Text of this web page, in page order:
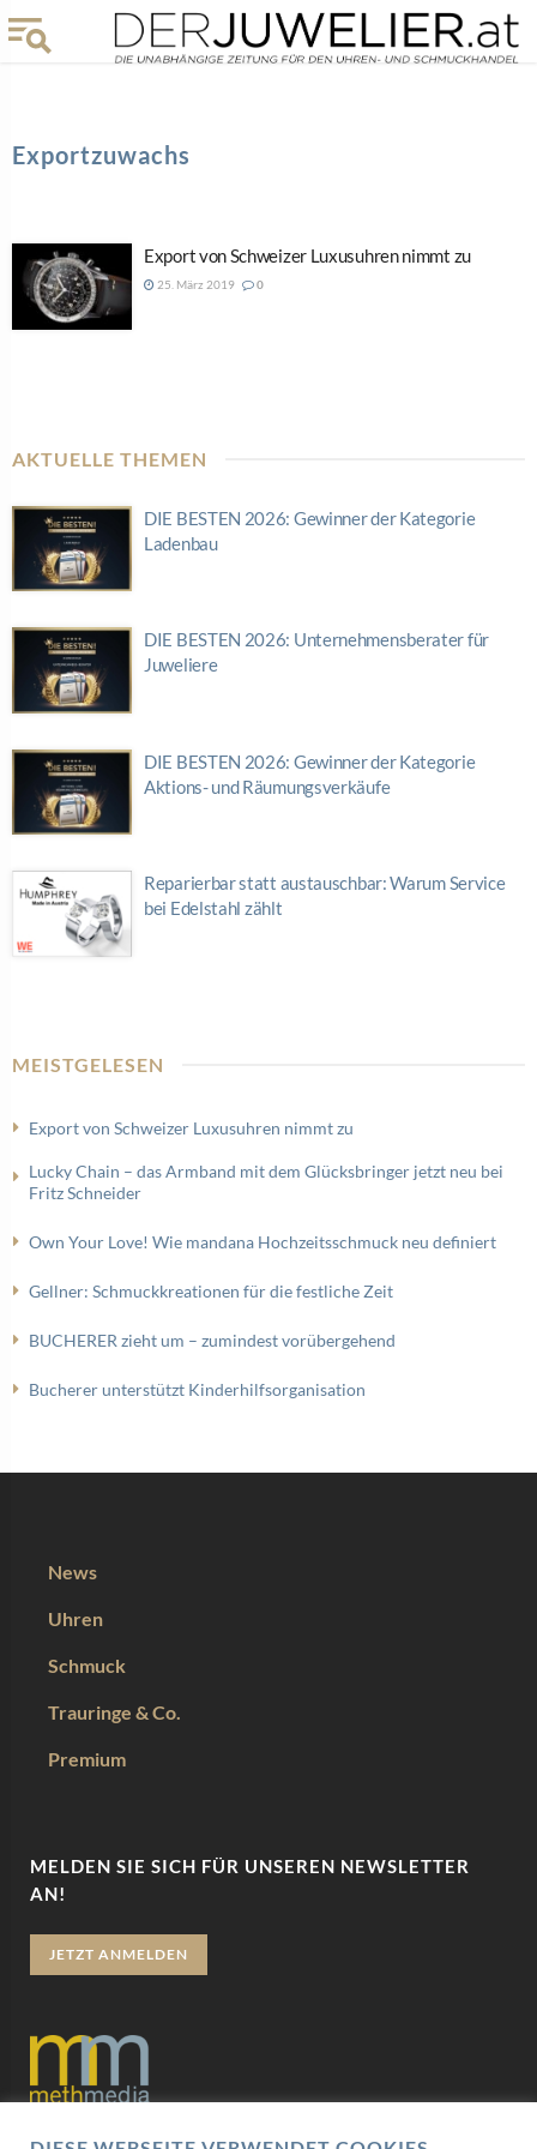
Exportzuwachs
Export von Schweizer Luxusuhren nimmt zu
25. März 2019 0
AKTUELLE THEMEN
DIE BESTEN 2026: Gewinner der Kategorie
Ladenbau
DIE BESTEN 2026: Unternehmensberater für
Juweliere
DIE BESTEN 2026: Gewinner der Kategorie
Aktions- und Räumungsverkäufe
Reparierbar statt austauschbar: Warum Service
bei Edelstahl zählt
MEISTGELESEN
Export von Schweizer Luxusuhren nimmt zu
Lucky Chain – das Armband mit dem Glücksbringer jetzt neu bei
Fritz Schneider
Own Your Love! Wie mandana Hochzeitsschmuck neu definiert
Gellner: Schmuckkreationen für die festliche Zeit
BUCHERER zieht um – zumindest vorübergehend
Bucherer unterstützt Kinderhilfsorganisation
News
Uhren
Schmuck
Trauringe & Co.
Premium
MELDEN SIE SICH FÜR UNSEREN NEWSLETTER
AN!
JETZT ANMELDEN